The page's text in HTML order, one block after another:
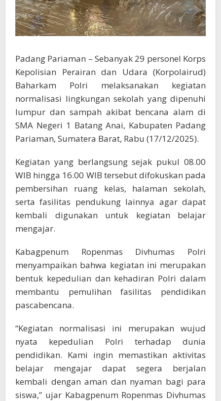
Padang Pariaman – Sebanyak 29 personel Korps
Kepolisian Perairan dan Udara (Korpolairud)
Baharkam Polri melaksanakan kegiatan
normalisasi lingkungan sekolah yang dipenuhi
lumpur dan sampah akibat bencana alam di
SMA Negeri 1 Batang Anai, Kabupaten Padang
Pariaman, Sumatera Barat, Rabu (17/12/2025).
Kegiatan yang berlangsung sejak pukul 08.00
WIB hingga 16.00 WIB tersebut difokuskan pada
pembersihan ruang kelas, halaman sekolah,
serta fasilitas pendukung lainnya agar dapat
kembali digunakan untuk kegiatan belajar
mengajar.
Kabagpenum Ropenmas Divhumas Polri
menyampaikan bahwa kegiatan ini merupakan
bentuk kepedulian dan kehadiran Polri dalam
membantu pemulihan fasilitas pendidikan
pascabencana.
“Kegiatan normalisasi ini merupakan wujud
nyata kepedulian Polri terhadap dunia
pendidikan. Kami ingin memastikan aktivitas
belajar mengajar dapat segera berjalan
kembali dengan aman dan nyaman bagi para
siswa,” ujar Kabagpenum Ropenmas Divhumas